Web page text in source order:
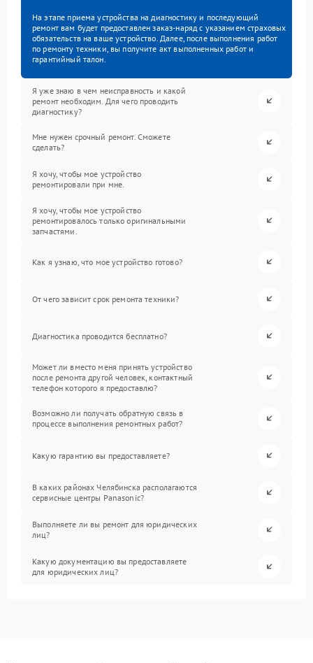
На этапе приема устройства на диагностику и последующий
ремонт вам будет предоставлен заказ-наряд с указанием страховых
обязательств на ваше устройство. Далее, после выполнения работ
по ремонту техники, вы получите акт выполненных работ и
гарантийный талон.
Я уже знаю в чем неисправность и какой
ремонт необходим. Для чего проводить
диагностику?
Мне нужен срочный ремонт. Сможете
сделать?
Я хочу, чтобы мое устройство
ремонтировали при мне.
Я хочу, чтобы мое устройство
ремонтировалось только оригинальными
запчастями.
Как я узнаю, что мое устройство готово?
От чего зависит срок ремонта техники?
Диагностика проводится бесплатно?
Может ли вместо меня принять устройство
после ремонта другой человек, контактный
телефон которого я предоставлю?
Возможно ли получать обратную связь в
процессе выполнения ремонтных работ?
Какую гарантию вы предоставляете?
В каких районах Челябинска располагаются
сервисные центры Panasonic?
Выполняете ли вы ремонт для юридических
лиц?
Какую документацию вы предоставляете
для юридических лиц?